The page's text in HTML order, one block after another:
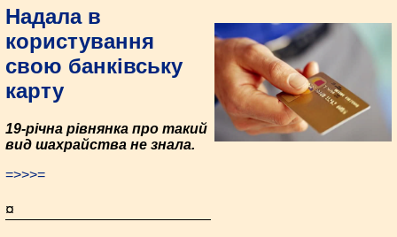
Надала в
користування
свою банківську
карту
19-річна рівнянка про такий
вид шахрайства не знала.
=>>>=
¤